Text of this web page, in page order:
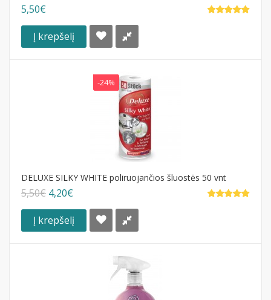
5,50€
Į krepšelį
-24%
DELUXE SILKY WHITE poliruojančios šluostės 50 vnt
5,50€ 4,20€
Į krepšelį